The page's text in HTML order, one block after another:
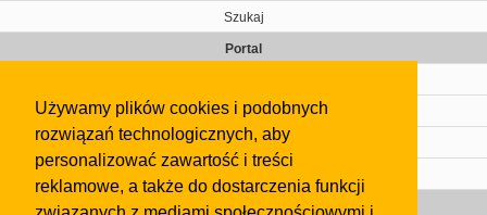
Używamy plików cookies i podobnych
rozwiązań technologicznych, aby
personalizować zawartość i treści
reklamowe, a także do dostarczenia funkcji
Szukaj
Portal
Kontakt
Regulamin
Gazeta